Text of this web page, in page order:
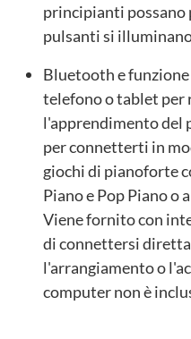
principianti possano
pulsanti si
Bluetooth e
telefono o tablet per
l'apprendimento del
per connetterti in
giochi di pianoforte
Piano e Pop Piano o
Viene fornito con
di connettersi
l'arrangiamento o
computer non è